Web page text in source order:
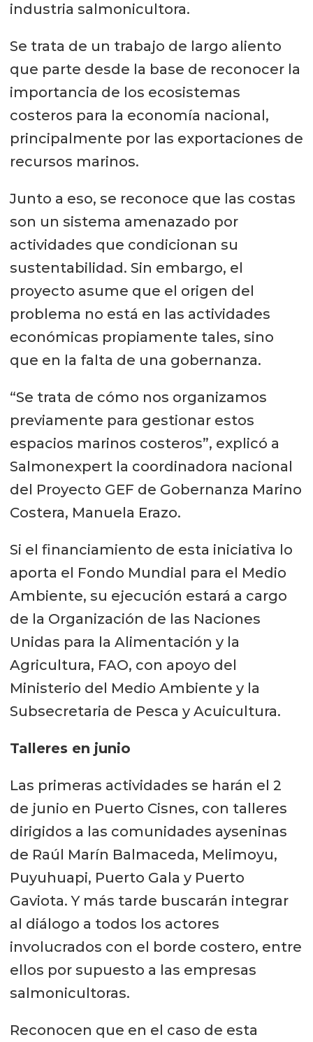
industria salmonicultora.
Se trata de un trabajo de largo aliento
que parte desde la base de reconocer la
importancia de los ecosistemas
costeros para la economía nacional,
principalmente por las exportaciones de
recursos marinos.
Junto a eso, se reconoce que las costas
son un sistema amenazado por
actividades que condicionan su
sustentabilidad. Sin embargo, el
proyecto asume que el origen del
problema no está en las actividades
económicas propiamente tales, sino
que en la falta de una gobernanza.
“Se trata de cómo nos organizamos
previamente para gestionar estos
espacios marinos costeros”, explicó a
Salmonexpert la coordinadora nacional
del Proyecto GEF de Gobernanza Marino
Costera, Manuela Erazo.
Si el financiamiento de esta iniciativa lo
aporta el Fondo Mundial para el Medio
Ambiente, su ejecución estará a cargo
de la Organización de las Naciones
Unidas para la Alimentación y la
Agricultura, FAO, con apoyo del
Ministerio del Medio Ambiente y la
Subsecretaria de Pesca y Acuicultura.
Talleres en junio
Las primeras actividades se harán el 2
de junio en Puerto Cisnes, con talleres
dirigidos a las comunidades ayseninas
de Raúl Marín Balmaceda, Melimoyu,
Puyuhuapi, Puerto Gala y Puerto
Gaviota. Y más tarde buscarán integrar
al diálogo a todos los actores
involucrados con el borde costero, entre
ellos por supuesto a las empresas
salmonicultoras.
Reconocen que en el caso de esta